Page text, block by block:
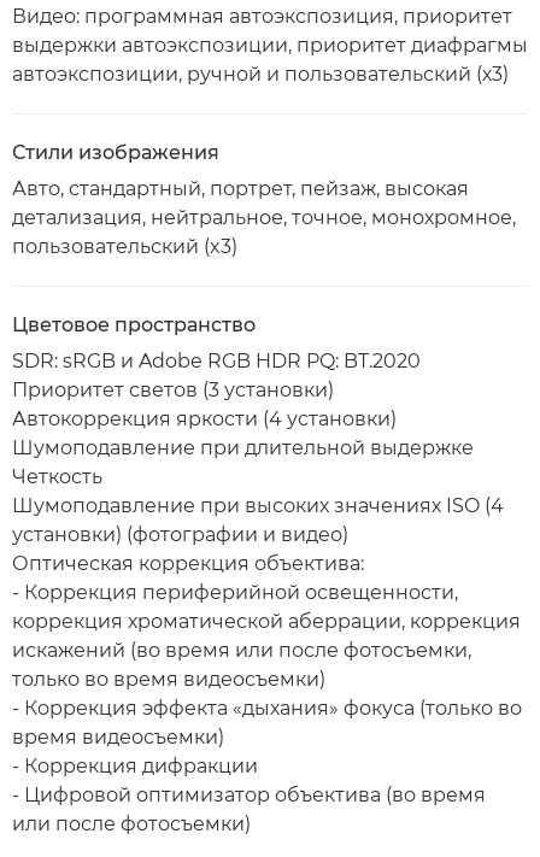
Видео: программная автоэкспозиция, приоритет
выдержки автоэкспозиции, приоритет диафрагмы
автоэкспозиции, ручной и пользовательский (х3)
Стили изображения
Авто, стандартный, портрет, пейзаж, высокая
детализация, нейтральное, точное, монохромное,
пользовательский (x3)
Цветовое пространство
SDR: sRGB и Adobe RGB HDR PQ: BT.2020
Приоритет светов (3 установки)
Автокоррекция яркости (4 установки)
Шумоподавление при длительной выдержке
Четкость
Шумоподавление при высоких значениях ISO (4
установки) (фотографии и видео)
Оптическая коррекция объектива:
- Коррекция периферийной освещенности,
коррекция хроматической аберрации, коррекция
искажений (во время или после фотосъемки,
только во время видеосъемки)
- Коррекция эффекта «дыхания» фокуса (только во
время видеосъемки)
- Коррекция дифракции
- Цифровой оптимизатор объектива (во время
или после фотосъемки)